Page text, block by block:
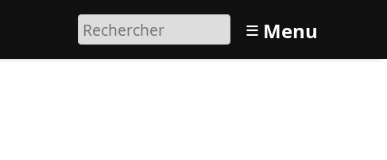
≡ Menu